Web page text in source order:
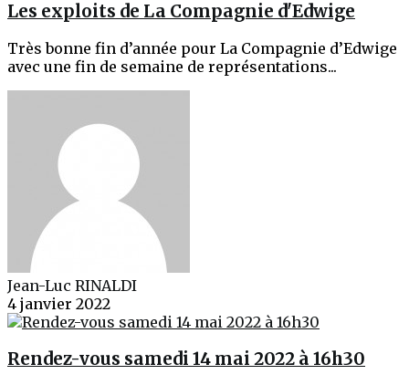
Les exploits de La Compagnie d'Edwige
Très bonne fin d’année pour La Compagnie d’Edwige
avec une fin de semaine de représentations...
Jean-Luc RINALDI
4 janvier 2022
Rendez-vous samedi 14 mai 2022 à 16h30